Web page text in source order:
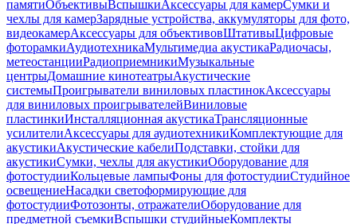
памятиОбъективыВспышкиАксессуары для камерСумки и
чехлы для камерЗарядные устройства, аккумуляторы для фото,
видеокамерАксессуары для объективовШтативыЦифровые
фоторамкиАудиотехникаМультимедиа акустикаРадиочасы,
метеостанцииРадиоприемникиМузыкальные
центрыДомашние кинотеатрыАкустические
системыПроигрыватели виниловых пластинокАксессуары
для виниловых проигрывателейВиниловые
пластинкиИнсталляционная акустикаТрансляционные
усилителиАксессуары для аудиотехникиКомплектующие для
акустикиАкустические кабелиПодставки, стойки для
акустикиСумки, чехлы для акустикиОборудование для
фотостудииКольцевые лампыФоны для фотостудииСтудийное
освещениеНасадки светоформирующие для
фотостудииФотозонты, отражателиОборудование для
предметной съемкиВспышки студийныеКомплекты